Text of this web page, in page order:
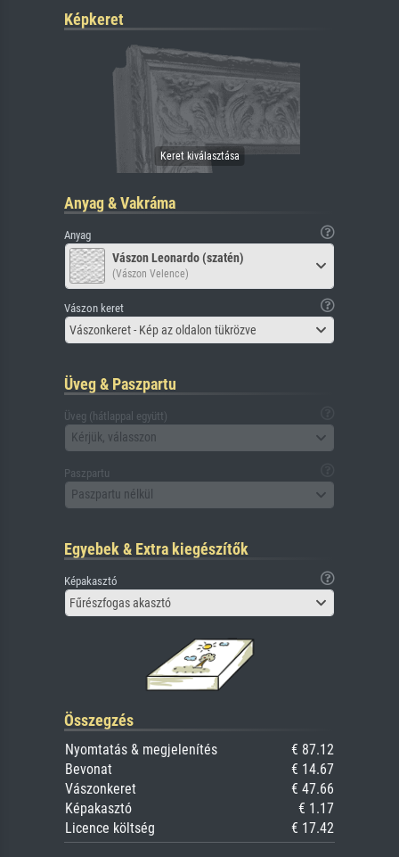
Képkeret
Anyag & Vakráma
Anyag
Vászon Leonardo (szatén)
(Vászon Velence)
Vászon keret
Vászonkeret - Kép az oldalon tükrözve
Üveg & Paszpartu
Üveg (hátlappal együtt)
Kérjük, válasszon
Paszpartu
Paszpartu nélkül
Egyebek & Extra kiegészítők
Képakasztó
Fűrészfogas akasztó
Összegzés
Nyomtatás & megjelenítés
€ 87.12
Bevonat
€ 14.67
Vászonkeret
€ 47.66
Képakasztó
€ 1.17
Licence költség
€ 17.42